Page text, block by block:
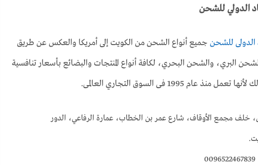
الدولي للشحن
الدولى للشحنجميع أنواع الشحن من الكويت إلى أمريكا والعكس عن طريق
البري، والشحن البحري، لكافة أنواع المنتجات والبضائع بأسعار تنافسية
عام 1995 فى السوق التجاري العالمى.
خلف مجمع الأوقاف، شارع عمر بن الخطاب، عمارة الرفاعي، الدور